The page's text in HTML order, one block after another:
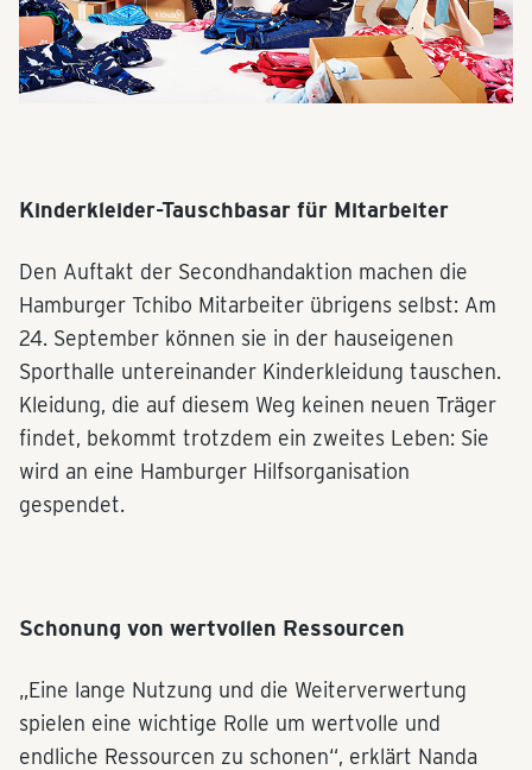
Kinderkleider-Tauschbasar für Mitarbeiter
Den Auftakt der Secondhandaktion machen die
Hamburger Tchibo Mitarbeiter übrigens selbst: Am
24. September können sie in der hauseigenen
Sporthalle untereinander Kinderkleidung tauschen.
Kleidung, die auf diesem Weg keinen neuen Träger
findet, bekommt trotzdem ein zweites Leben: Sie
wird an eine Hamburger Hilfsorganisation
gespendet.
Schonung von wertvollen Ressourcen
„Eine lange Nutzung und die Weiterverwertung
spielen eine wichtige Rolle um wertvolle und
endliche Ressourcen zu schonen“, erklärt Nanda